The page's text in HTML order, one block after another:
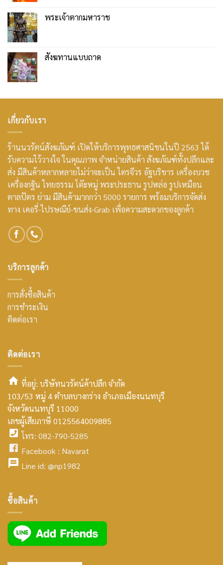
พระเจ้าตากมหาราช
สังฆทานแบบถาด
เกี่ยวกับเรา
ร้านนวรัตน์สังฆภัณฑ์ เปิดให้บริการพุทธศาสนิชนในปี 2563 ได้
รับความไว้วางใจ ในคุณภาพ จำหน่ายสินค้า สังฆภัณฑ์ทั้งปลีกและ
ส่ง มีสินค้าหลากหลายไม่ว่าจะเป็น ไตรจีวร อัฐบริขาร เครื่องบวช
เครื่องกฐิน ไทยธรรม โต๊ะหมู่ พระประธาน รูปหล่อ รูปเหมือน
ตาลปัตร ย่าม มีสินค้ามากกว่า 5000 รายการ พร้อมบริการจัดส่ง
ทาง เคอรี่-ไปรษณีย์-ขนส่ง-Grab เพื่อความสะดวกของลูกค้า
บริการลูกค้า
การสั่งซื้อสินค้า
การชำระเงิน
ติดต่อเรา
ติดต่อเรา
smt2
home
icon
ที่อยู่: บริษัทนวรัตน์ค้าปลีก จำกัด
103/53 หมู่ 4 ตำบลบางกร่าง อำเภอเมืองนนทบุรี
จังหวัดนนทบุรี 11000
เลขผู้เสียภาษี 0125564009885
facebook
icon
โทร: 082-790-5285
facebook
Facebook : Navarat
icon
Line id: @np1982
ซื้อสินค้า